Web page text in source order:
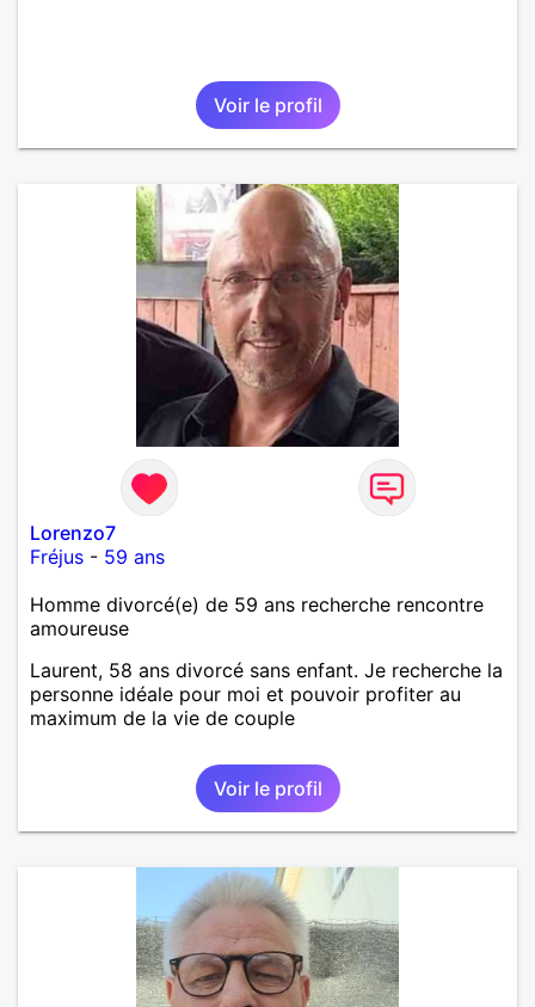
Voir le profil
Lorenzo7
Fréjus - 59 ans
Homme divorcé(e) de 59 ans recherche rencontre
amoureuse
Laurent, 58 ans divorcé sans enfant. Je recherche la
personne idéale pour moi et pouvoir profiter au
maximum de la vie de couple
Voir le profil